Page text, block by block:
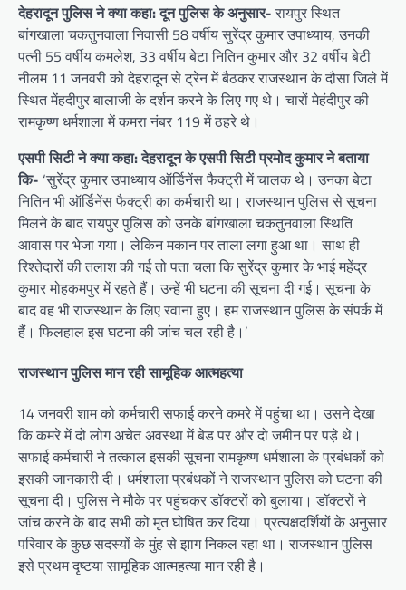
देहरादून पुलिस ने क्या कहा: दून पुलिस के अनुसार-रायपुर स्थित
बांगखाला चकतुनवाला निवासी 58 वर्षीय सुरेंद्र कुमार उपाध्याय, उनकी
पत्नी 55 वर्षीय कमलेश, 33 वर्षीय बेटा नितिन कुमार और 32 वर्षीय बेटी
नीलम 11 जनवरी को देहरादून से ट्रेन में बैठकर राजस्थान के दौसा जिले में
स्थित मेंहदीपुर बालाजी के दर्शन करने के लिए गए थे। चारों मेहंदीपुर की
रामकृष्ण धर्मशाला में कमरा नंबर 119 में ठहरे थे।
एसपी सिटी ने क्या कहा: देहरादून के एसपी सिटी प्रमोद कुमार ने बताया
कि- ‘सुरेंद्र कुमार उपाध्याय ऑर्डिनेंस फैक्ट्री में चालक थे। उनका बेटा
नितिन भी ऑर्डिनेंस फैक्ट्री का कर्मचारी था। राजस्थान पुलिस से सूचना
मिलने के बाद रायपुर पुलिस को उनके बांगखाला चकतुनवाला स्थिति
आवास पर भेजा गया। लेकिन मकान पर ताला लगा हुआ था। साथ ही
रिश्तेदारों की तलाश की गई तो पता चला कि सुरेंद्र कुमार के भाई महेंद्र
कुमार मोहकमपुर में रहते हैं। उन्हें भी घटना की सूचना दी गई। सूचना के
बाद वह भी राजस्थान के लिए रवाना हुए। हम राजस्थान पुलिस के संपर्क में
हैं। फिलहाल इस घटना की जांच चल रही है।’
राजस्थान पुलिस मान रही सामूहिक आत्महत्या
14 जनवरी शाम को कर्मचारी सफाई करने कमरे में पहुंचा था। उसने देखा
कि कमरे में दो लोग अचेत अवस्था में बेड पर और दो जमीन पर पड़े थे।
सफाई कर्मचारी ने तत्काल इसकी सूचना रामकृष्ण धर्मशाला के प्रबंधकों को
इसकी जानकारी दी। धर्मशाला प्रबंधकों ने राजस्थान पुलिस को घटना की
सूचना दी। पुलिस ने मौके पर पहुंचकर डॉक्टरों को बुलाया। डॉक्टरों ने
जांच करने के बाद सभी को मृत घोषित कर दिया। प्रत्यक्षदर्शियों के अनुसार
परिवार के कुछ सदस्यों के मुंह से झाग निकल रहा था। राजस्थान पुलिस
इसे प्रथम दृष्टया सामूहिक आत्महत्या मान रही है।